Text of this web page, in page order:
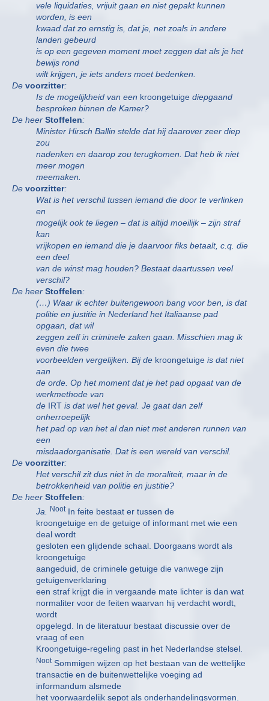
vele liquidaties, vrijuit gaan en niet gepakt kunnen
worden, is een
kwaad dat zo ernstig is, dat je, net zoals in andere
landen gebeurd
is op een gegeven moment moet zeggen dat als je het
bewijs rond
wilt krijgen, je iets anders moet bedenken.
De voorzitter:
Is de mogelijkheid van een kroongetuige diepgaand
besproken binnen de Kamer?
De heer Stoffelen:
Minister Hirsch Ballin stelde dat hij daarover zeer diep
zou
nadenken en daarop zou terugkomen. Dat heb ik niet
meer mogen
meemaken.
De voorzitter:
Wat is het verschil tussen iemand die door te verlinken
en
mogelijk ook te liegen – dat is altijd moeilijk – zijn straf
kan
vrijkopen en iemand die je daarvoor fiks betaalt, c.q. die
een deel
van de winst mag houden? Bestaat daartussen veel
verschil?
De heer Stoffelen:
(…) Waar ik echter buitengewoon bang voor ben, is dat
politie en justitie in Nederland het Italiaanse pad
opgaan, dat wil
zeggen zelf in criminele zaken gaan. Misschien mag ik
even die twee
voorbeelden vergelijken. Bij de kroongetuige is dat niet
aan
de orde. Op het moment dat je het pad opgaat van de
werkmethode van
de IRT is dat wel het geval. Je gaat dan zelf
onherroepelijk
het pad op van het al dan niet met anderen runnen van
een
misdaadorganisatie. Dat is een wereld van verschil.
De voorzitter:
Het verschil zit dus niet in de moraliteit, maar in de
betrokkenheid van politie en justitie?
De heer Stoffelen:
Ja.
NootIn feite bestaat er tussen de
kroongetuige en de getuige of informant met wie een
deal wordt
gesloten een glijdende schaal. Doorgaans wordt als
kroongetuige
aangeduid, de criminele getuige die vanwege zijn
getuigenverklaring
een straf krijgt die in vergaande mate lichter is dan wat
normaliter voor de feiten waarvan hij verdacht wordt,
wordt
opgelegd. In de literatuur bestaat discussie over de
vraag of een
Kroongetuige-regeling past in het Nederlandse stelsel.
NootSommigen wijzen op het bestaan van de wettelijke
transactie en de buitenwettelijke voeging ad
informandum alsmede
het voorwaardelijk sepot als onderhandelingsvormen.